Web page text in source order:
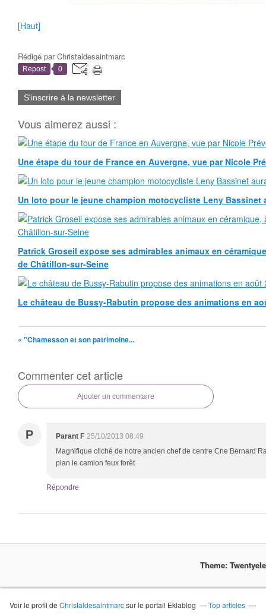
[Haut]
Rédigé parChristaldesaintmarc
Repost 0
S'inscrire à la newsletter
Vous aimerez aussi :
Une étape du tour de France en Auvergne, vue par Nicole
Un loto pour le jeune champion motocycliste Leny Bassinet
Patrick Groseil expose ses admirables animaux en
de Châtillon-sur-Seine
Le château de Bussy-Rabutin propose des animations en
« "Chamesson et son patrimoine...
Commenter cet article
Ajouter un commentaire
P Parant F 25/10/2013 08:49
Magnifique cliché de notre ancien chef de centre Cne Bernard
plan le camion feux forêt
Répondre
Theme:
Voir le profil deChristaldesaintmarcsur le portail Eklablog
Top articles